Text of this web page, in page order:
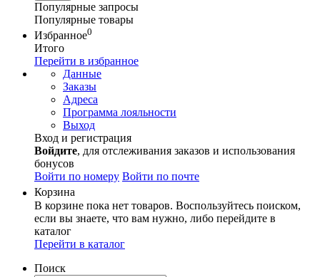
Популярные запросы
Популярные товары
Избранное0
Итого
Перейти в избранное
Данные
Заказы
Адреса
Программа лояльности
Выход
Вход и регистрация
Войдите, для отслеживания заказов и использования
бонусов
Войти по номеру Войти по почте
Корзина
В корзине пока нет товаров. Воспользуйтесь поиском,
если вы знаете, что вам нужно, либо перейдите в
каталог
Перейти в каталог
Поиск